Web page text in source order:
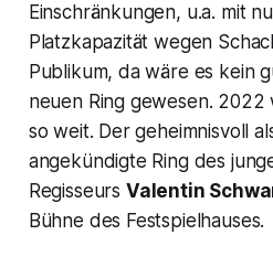
Einschränkungen, u.a. mit
Platzkapazität wegen
Publikum, da wäre es kein
neuen Ring gewesen.
so weit. Der geheimnisvoll
angekündigte Ring des
Regisseurs Valentin
Bühne des Festspielhauses.